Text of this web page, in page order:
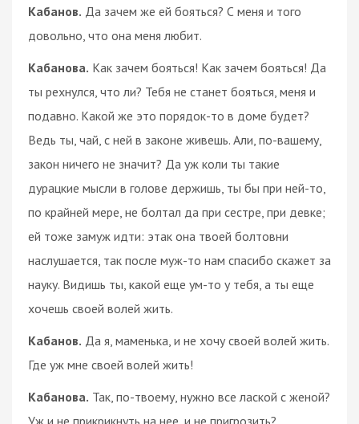
Кабанов. Да зачем же ей бояться? С меня и того
довольно, что она меня любит.
Кабанова. Как зачем бояться! Как зачем бояться! Да
ты рехнулся, что ли? Тебя не станет бояться, меня и
подавно. Какой же это порядок-то в доме будет?
Ведь ты, чай, с ней в законе живешь. Али, по-вашему,
закон ничего не значит? Да уж коли ты такие
дурацкие мысли в голове держишь, ты бы при ней-то,
по крайней мере, не болтал да при сестре, при девке;
ей тоже замуж идти: этак она твоей болтовни
наслушается, так после муж-то нам спасибо скажет за
науку. Видишь ты, какой еще ум-то у тебя, а ты еще
хочешь своей волей жить.
Кабанов. Да я, маменька, и не хочу своей волей жить.
Где уж мне своей волей жить!
Кабанова. Так, по-твоему, нужно все лаской с женой?
Уж и не прикрикнуть на нее, и не пригрозить?